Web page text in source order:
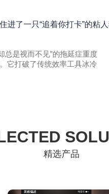
进了一只“追着你打卡”的粘
总是视而不见”的拖延症重度
它打破了传统效率工具冰冷
精选产品